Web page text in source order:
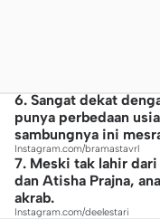
6. Sangat dekat
punya perbedaan
sambungnya ini
Instagram.com/bramastavrl
7. Meski tak lahir dari
dan Atisha Prajna,
akrab.
Instagram.com/deelestari